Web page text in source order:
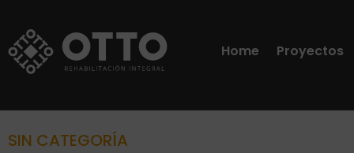
Home Proyectos
SIN CATEGORÍA